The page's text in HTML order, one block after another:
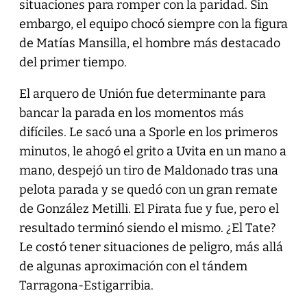
situaciones para romper con la paridad. Sin
embargo, el equipo chocó siempre con la figura
de Matías Mansilla, el hombre más destacado
del primer tiempo.
El arquero de Unión fue determinante para
bancar la parada en los momentos más
difíciles. Le sacó una a Sporle en los primeros
minutos, le ahogó el grito a Uvita en un mano a
mano, despejó un tiro de Maldonado tras una
pelota parada y se quedó con un gran remate
de González Metilli. El Pirata fue y fue, pero el
resultado terminó siendo el mismo. ¿El Tate?
Le costó tener situaciones de peligro, más allá
de algunas aproximación con el tándem
Tarragona-Estigarribia.